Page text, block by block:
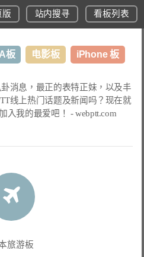
版 站内搜寻 看板列表
板 电影板 iPhone 板
消息，最正的表特正妹，以及丰
线上热门话题及新闻吗？现在就
入我的最爱吧！ -webptt.com
旅游板